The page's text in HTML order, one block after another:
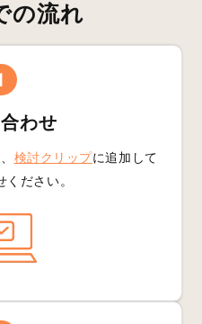
の流れ
わせ
検討クリップに追加して
ください。